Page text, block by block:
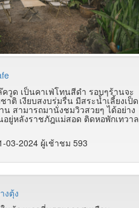
วูด เป็นคาเฟ่โทนสีดำ รอบๆร้านจะ
าติ เงียบสงบร่มรื่น มีสระน้ำเลี้ยงเป็ด
น สามารถมานั่งชมวิวสวยๆ ได้อย่าง
อยู่หลังราชภัฎแม่สอด ติดหอพักเทวาล
03-2024 ผู้เช้าชม 593
งตุ้ง